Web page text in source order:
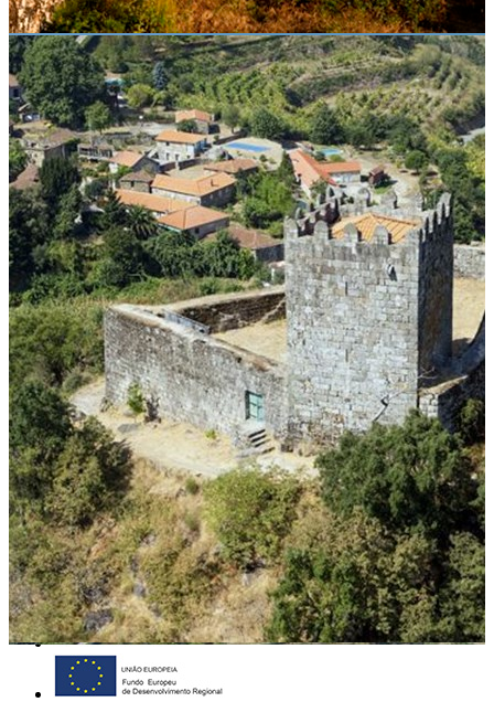
Conhecer
Locais
Eventos
Rota
Saber
Participar
Estatuto dos Profissionais da Área da Cultura
Plano Nacional das Artes
Mecenato Cultural
Apoiar a cultura através do seu IRS
Autorização de residência por Investimento
Criar
Apoios
Siga-nos
Contactos Organismos
Contacto Institucional
Quem Somos
Termos e Condições
Cofinanciado por: